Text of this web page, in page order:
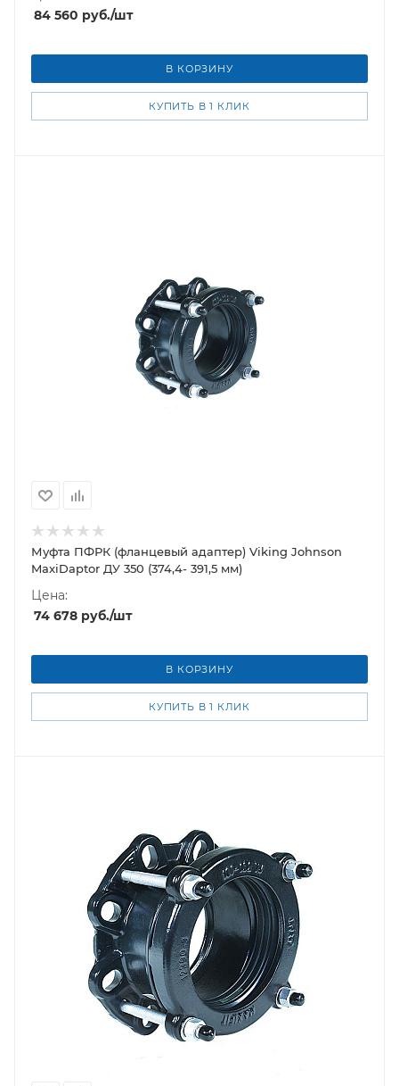
84 560 руб./шт
В КОРЗИНУ
КУПИТЬ В 1 КЛИК
Муфта ПФРК (фланцевый адаптер) Viking Johnson
MaxiDaptor ДУ 350 (374,4- 391,5 мм)
Цена:
74 678 руб./шт
В КОРЗИНУ
КУПИТЬ В 1 КЛИК